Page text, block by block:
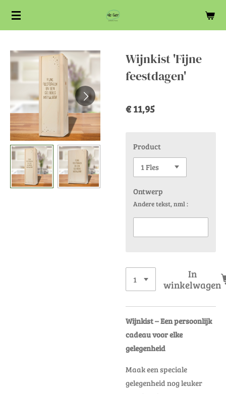
Ga
de
Wijnkist 'Fijne
feestdagen'
€ 11,95
Product
Ontwerp
Andere tekst, nml :
In
winkelwagen
Wijnkist – Een persoonlijk
cadeau voor elke
gelegenheid
Maak een speciale
gelegenheid nog leuker